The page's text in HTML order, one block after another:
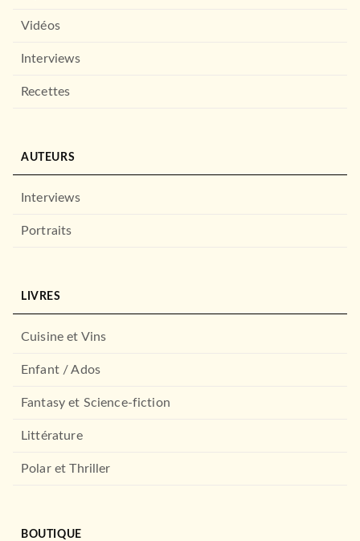
Vidéos
Interviews
Recettes
AUTEURS
Interviews
Portraits
LIVRES
Cuisine et Vins
Enfant / Ados
Fantasy et Science-fiction
Littérature
Polar et Thriller
BOUTIQUE